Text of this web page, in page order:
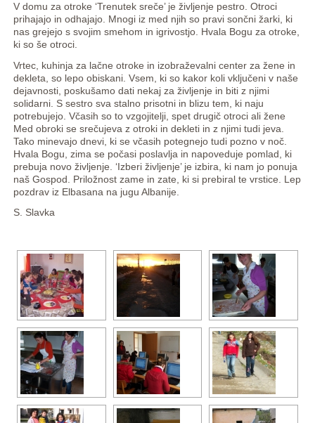
V domu za otroke ‘Trenutek sreče’ je življenje pestro. Otroci
prihajajo in odhajajo. Mnogi iz med njih so pravi sončni žarki, ki
nas grejejo s svojim smehom in igrivostjo. Hvala Bogu za otroke,
ki so še otroci.
Vrtec, kuhinja za lačne otroke in izobraževalni center za žene in
dekleta, so lepo obiskani. Vsem, ki so kakor koli vključeni v naše
dejavnosti, poskušamo dati nekaj za življenje in biti z njimi
solidarni. S sestro sva stalno prisotni in blizu tem, ki naju
potrebujejo. Včasih so to vzgojitelji, spet drugič otroci ali žene
Med obroki se srečujeva z otroki in dekleti in z njimi tudi jeva.
Tako minevajo dnevi, ki se včasih potegnejo tudi pozno v noč.
Hvala Bogu, zima se počasi poslavlja in napoveduje pomlad, ki
prebuja novo življenje. ‘Izberi življenje’ je izbira, ki nam jo ponuja
naš Gospod. Priložnost zame in zate, ki si prebiral te vrstice. Lep
pozdrav iz Elbasana na jugu Albanije.
S. Slavka